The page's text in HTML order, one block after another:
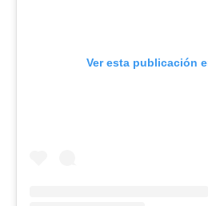
Ver esta publicación